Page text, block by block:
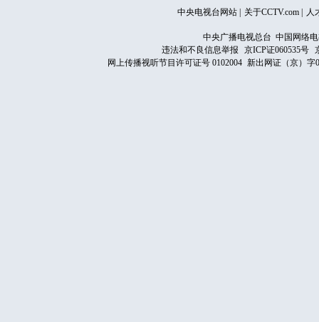
中央电视台网站 关于CCTV.com 人
中央广播电视总台 中国网络
违法和不良信息举报
京ICP证060535号
网上传播视听节目许可证号 0102004 新出网证（京）